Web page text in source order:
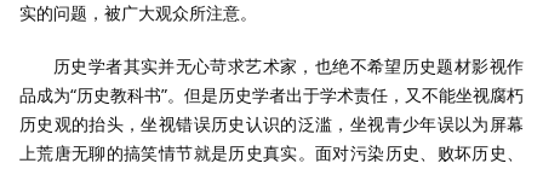
实的问题，被广大观众所注意。
历史学者其实并无心苛求艺术家，也绝不希望历史题材影视作
品成为“历史教科书”。但是历史学者出于学术责任，又不能坐视腐朽
历史观的抬头，坐视错误历史认识的泛滥，坐视青少年误以为屏幕
上荒唐无聊的搞笑情节就是历史真实。面对污染历史、败坏历史、